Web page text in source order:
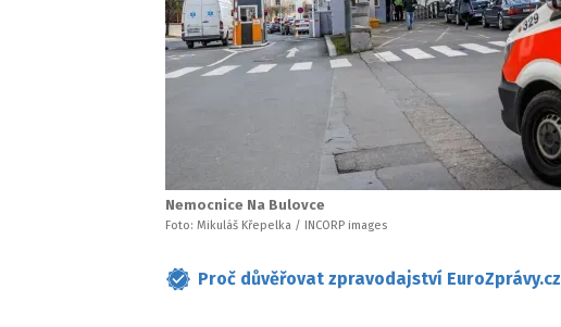
Nemocnice Na Bulovce
Foto: Mikuláš Křepelka / INCORP images
Proč důvěřovat zpravodajství EuroZprávy.cz